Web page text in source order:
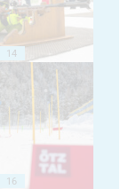
14
16